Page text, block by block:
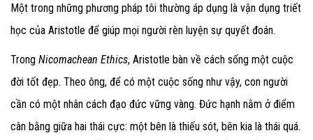
Một trong những phương pháp tôi thường áp dụng là vận dụng triết
học của Aristotle để giúp mọi người rèn luyện sự quyết đoán.
Trong Nicomachean Ethics, Aristotle bàn về cách sống một cuộc
đời tốt đẹp. Theo ông, để có một cuộc sống như vậy, con người
cần có một nhân cách đạo đức vững vàng. Đức hạnh nằm ở điểm
cân bằng giữa hai thái cực: một bên là thiếu sót, bên kia là thái quá.